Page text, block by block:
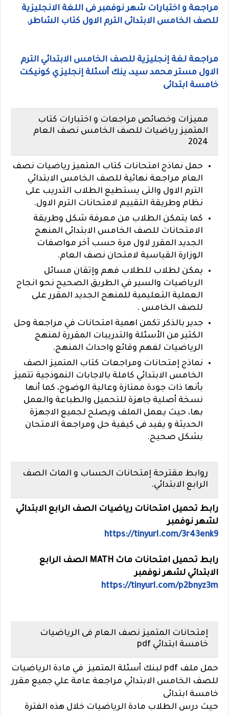
مراجعة و اختبارات شهر نوفمبر فى اللغة الانجليزية
للصف الخامس الابتدائى الترم الاول كتاب الشاطر.
مراجعة لغة إنجليزية للصف الخامس الابتدائي الترم
الاول مستر محمد سيد، ينك أسئلة إنجليزي كونيكت
خامسة ابتدائى
مميزات وخصائص مراجعات و اختبارات كتاب
المتميز رياضيات للصف الخامس نصف العام
2024
حمل نماذج امتحانات كتاب المتميز رياضيات نصف
العام مراجعة نهائية للصف الخامس الابتدائي
الترم الاول والتى يستطيع الطلاب التدريب على
نظام وطريقة التقييم لامتحانات الترم الاول.
كما يتمكن الطلاب من معرفة شكل وطريقة
الامتحانات للصف الخامس الابتدائى المنهج
الجديد المقرر لاول مرة حسب آخر مواصفات
الوزارة القياسية لامتحان نصف العام.
يمكن لطلاب للطلاب فهم وإتقان مسائل
الرياضيات والسير في الطريق الصحيح نحو انجاح
العملية التعليمية للمنهج الجديد المقرر على
للصف الخامس .
جدير بالذكر تكمن اهمية امتحانات في مراجعة وحل
الكثير من الأسئلة والتدريبات المقررة لمنهج
الرياضيات لفهم وقائع واحداث المنهج.
نماذج إمتحانات ومراجعات كتاب المتميز الصف
الخامس الابتدائي كاملة بالاجابات النموذجية تتميز
بأنها ذات جودة ممتازة وعالية الوضوح، كما أنها
نسخة أصلية جاهزة للتحميل والطباعة والعمل
بها، حيث يعمل الملف ويصلح لجميع الاجهزة
الحديثة و يفيد فى كيفية حل ومراجعة الامتحان
بشكل صحيح.
روابط مقترحة إمتحانات الحساب و الماث الصف
الرابع الابتدائي.
رابط تحميل امتحانات رياضيات الصف الرابع الابتدائي
لشهر نوفمبر
https://tinyurl.com/3r43enk9
رابط تحميل امتحانات ماث MATH الصف الرابع
الابتدائي لشهر نوفمبر
https://tinyurl.com/p2bnyz3m
إمتحانات المتميز نصف العام فى الرياضيات
خامسة ابتدائي pdf
حمل ملف pdf لبنك أسئلة المتميز في مادة الرياضيات
للصف الخامس الابتدائي مراجعة عامة علي جميع مقرر
خامسة ابتدائى
حيث درس الطلاب مادة الرياضيات خلال هذه الفترة